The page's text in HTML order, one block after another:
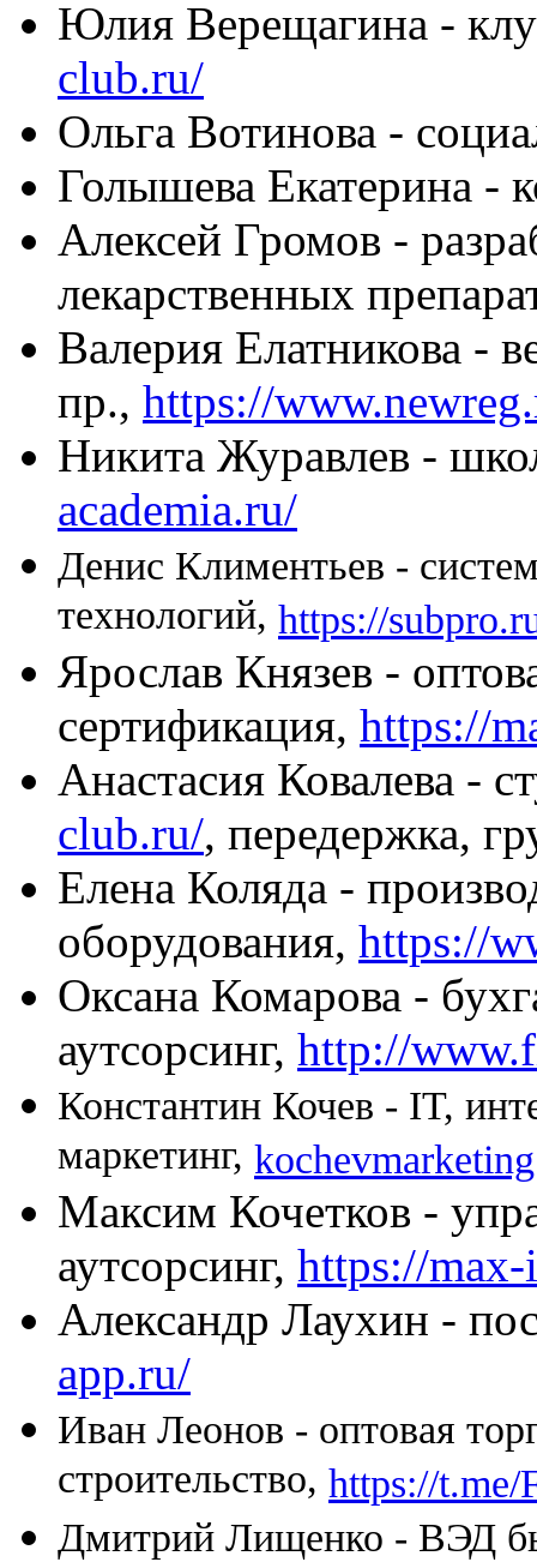
Юлия Верещагина -
club.ru/
Ольга Вотинова -
Голышева Екатерина -
Алексей Громов -
лекарственных
Валерия Елатникова -
пр., https://
Никита Журавлев -
academia.ru/
Денис Климентьев -
технологий, https://
Ярослав Князев -
сертификация, https://
Анастасия Ковалева -
club.ru/, передержка,
Елена Коляда -
оборудования, https://
Оксана Комарова -
аутсорсинг, http://
Константин Кочев - IT,
маркетинг,
Максим Кочетков -
аутсорсинг, https://
Александр Лаухин -
app.ru/
Иван Леонов - оптовая
строительство, https://t.me/
Дмитрий Лищенко - ВЭД